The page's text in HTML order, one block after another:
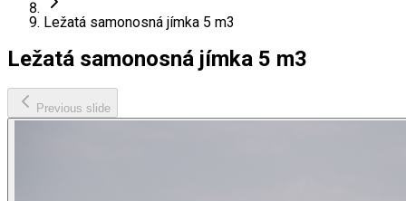
Ležatá samonosná jímka 5 m3
Ležatá samonosná jímka 5 m3
Previous slide